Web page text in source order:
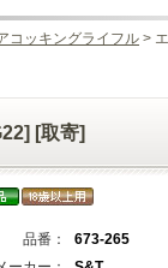
コッキングライフル >
[取寄]
品番：
673-265